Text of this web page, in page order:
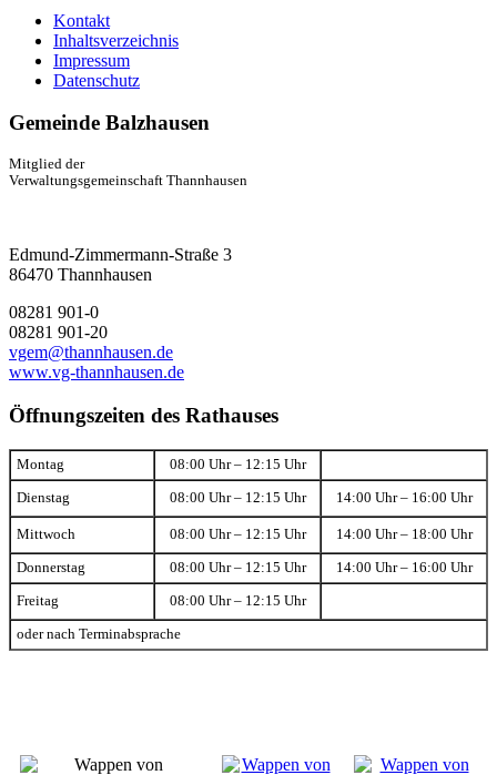
Kontakt
Inhaltsverzeichnis
Impressum
Datenschutz
Gemeinde Balzhausen
Mitglied der
Verwaltungsgemeinschaft Thannhausen
Edmund-Zimmermann-Straße 3
86470 Thannhausen
08281 901-0
08281 901-20
vgem@thannhausen.de
www.vg-thannhausen.de
Öffnungszeiten des Rathauses
Montag 08:00 Uhr – 12:15 Uhr
Dienstag 08:00 Uhr – 12:15 Uhr 14:00 Uhr – 16:00 Uhr
Mittwoch 08:00 Uhr – 12:15 Uhr 14:00 Uhr – 18:00 Uhr
Donnerstag 08:00 Uhr – 12:15 Uhr 14:00 Uhr – 16:00 Uhr
Freitag 08:00 Uhr – 12:15 Uhr
oder nach Terminabsprache